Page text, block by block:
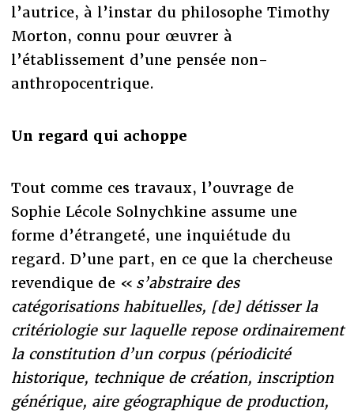
l’autrice, à l’instar du philosophe Timothy
Morton, connu pour œuvrer à
l’établissement d’une pensée non-
anthropocentrique.
Un regard qui achoppe
Tout comme ces travaux, l’ouvrage de
Sophie Lécole Solnychkine assume une
forme d’étrangeté, une inquiétude du
regard. D’une part, en ce que la chercheuse
revendique de « s’abstraire des
catégorisations habituelles, [de] détisser la
critériologie sur laquelle repose ordinairement
la constitution d’un corpus (périodicité
historique, technique de création, inscription
générique, aire géographique de production,